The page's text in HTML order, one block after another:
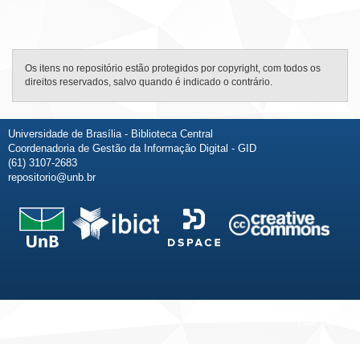
Os itens no repositório estão protegidos por copyright, com todos os
direitos reservados, salvo quando é indicado o contrário.
Universidade de Brasília - Biblioteca Central
Coordenadoria de Gestão da Informação Digital - GID
(61) 3107-2683
repositorio@unb.br